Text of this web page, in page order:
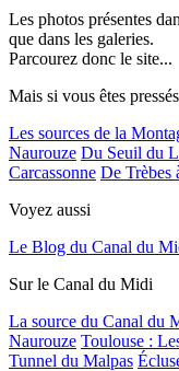
Les photos présentes
que dans les galeries.
Parcourez donc le site...
Mais si vous êtes
Les sources de la
Naurouze Du Seuil du
Carcassonne De Trèbes
Voyez aussi
Le Blog du Canal du
Sur le Canal du Midi
La source du Canal du
Naurouze Toulouse :
Tunnel du Malpas